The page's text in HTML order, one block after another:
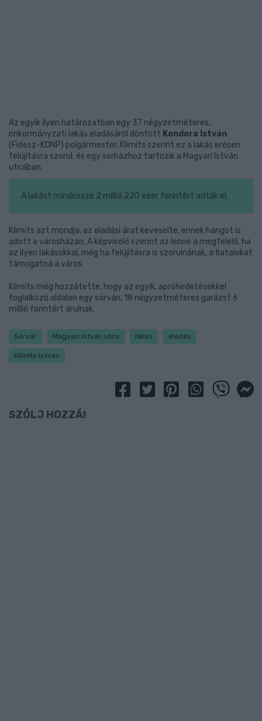
Az egyik ilyen határozatban egy 37 négyzetméteres,
önkormányzati lakás eladásáról döntött Kondora István
(Fidesz-KDNP) polgármester. Klimits szerint ez a lakás erősen
felújításra szorul, és egy sorházhoz tartozik a Magyari István
utcában.
A lakást mindössze 2 millió 220 ezer forintért adták el.
Klimits azt mondja, az eladási árat keveselte, ennek hangot is
adott a városházán. A képviselő szerint az lenne a megfelelő, ha
az ilyen lakásokkal, még ha felújításra is szorulnának, a fiatalokat
támogatná a város.
Klimits még hozzátette, hogy az egyik, apróhirdetésekkel
foglalkozó oldalon egy sárvári, 18 négyzetméteres garázst 6
millió forintért árulnak.
Sárvár Magyari István utca lakás eladás
Klimits István
SZÓLJ HOZZÁ!